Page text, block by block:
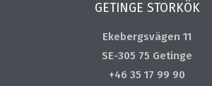
GETINGE STORKÖK
Ekebergsvägen 11
SE-305 75 Getinge
+46 35 17 99 90